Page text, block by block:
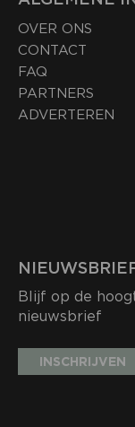
OVER ONS
CONTACT
FAQ
PARTNERS
ADVERTEREN
Blijf op de
nieuwsbrief
INSCHRIJVEN